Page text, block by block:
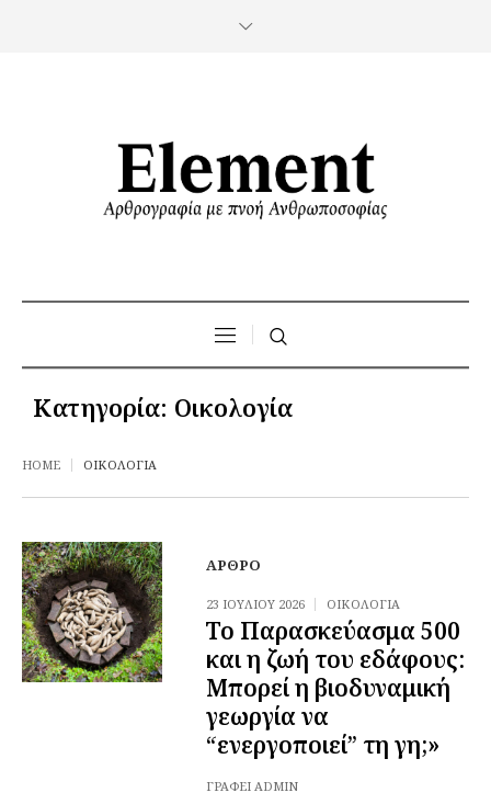
Κατηγορία: Οικολογία
HOME ΟΙΚΟΛΟΓΊΑ
ΆΡΘΡΟ
23 ΙΟΥΛΊΟΥ 2026 ΟΙΚΟΛΟΓΊΑ
Το Παρασκεύασμα 500
και η ζωή του εδάφους:
Μπορεί η βιοδυναμική
γεωργία να
“ενεργοποιεί” τη γη;»
ΓΡΆΦΕΙ ADMIN